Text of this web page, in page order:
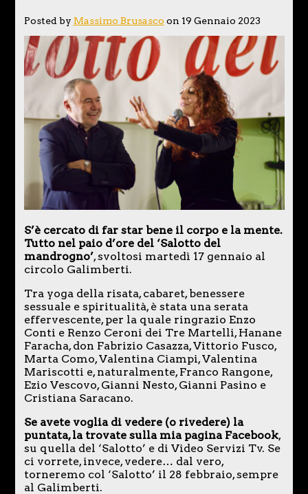
Posted by Massimo Brusasco on 19 Gennaio 2023
S’è cercato di far star bene il corpo e la mente.
Tutto nel paio d’ore del ‘Salotto del
mandrogno’, svoltosi martedì 17 gennaio al
circolo Galimberti.
Tra yoga della risata, cabaret, benessere
sessuale e spiritualità, è stata una serata
effervescente, per la quale ringrazio Enzo
Conti e Renzo Ceroni dei Tre Martelli, Hanane
Faracha, don Fabrizio Casazza, Vittorio Fusco,
Marta Como, Valentina Ciampi, Valentina
Mariscotti e, naturalmente, Franco Rangone,
Ezio Vescovo, Gianni Nesto, Gianni Pasino e
Cristiana Saracano.
Se avete voglia di vedere (o rivedere) la
puntata, la trovate sulla mia pagina Facebook,
su quella del ‘Salotto’ e di Video Servizi Tv. Se
ci vorrete, invece, vedere… dal vero,
torneremo col ‘Salotto’ il 28 febbraio, sempre
al Galimberti.